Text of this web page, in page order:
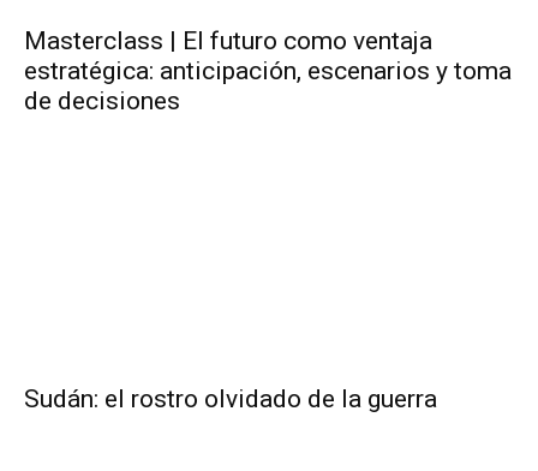
Masterclass | El futuro como ventaja
estratégica: anticipación, escenarios y toma
de decisiones
Sudán: el rostro olvidado de la guerra